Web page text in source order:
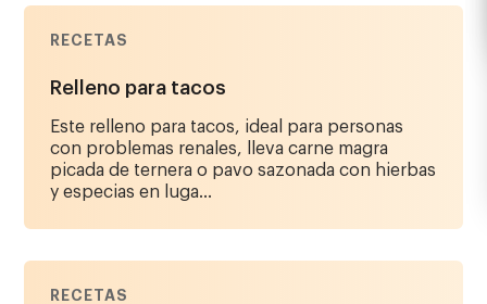
RECETAS
Relleno para tacos
Este relleno para tacos, ideal para personas
con problemas renales, lleva carne magra
picada de ternera o pavo sazonada con hierbas
y especias en luga...
RECETAS